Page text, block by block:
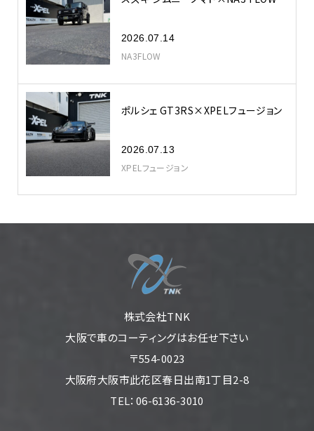
2026.07.14
NA3FLOW
ポルシェ GT3RS×XPELフュージョン
2026.07.13
XPELフュージョン
株式会社TNK
大阪で車のコーティングはお任せ下さい
〒554-0023
大阪府大阪市此花区春日出南1丁目2-8
TEL：06-6136-3010